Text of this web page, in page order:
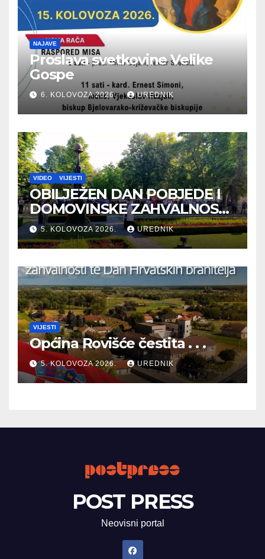
NAJAVE
Proslava svetkovine Velike
Gospe
6. KOLOVOZA 2026. UREDNIK
VIDEO VIJESTI
OBILJEŽEN DAN POBJEDE I
DOMOVINSKE ZAHVALNOSTI
TE DAN HRVATSKIH
BRANITELJA
5. KOLOVOZA 2026. UREDNIK
VIJESTI
Općina Rovišće čestita . . .
5. KOLOVOZA 2026. UREDNIK
POST PRESS
Neovisni portal